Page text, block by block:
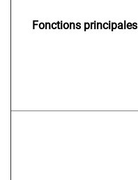
Fonctions principales